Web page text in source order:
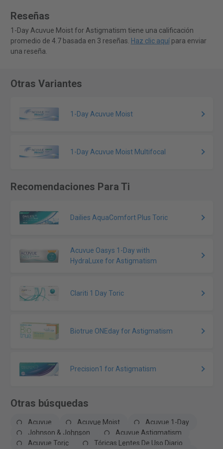
Reseñas
1-Day Acuvue Moist for Astigmatism tiene una calificación
promedio de 4.7 basada en 3 reseñas. Haz clic aquípara enviar
una reseña.
Otras Variantes
1-Day Acuvue Moist
1-Day Acuvue Moist Multifocal
Recomendaciones Para Ti
Dailies AquaComfort Plus Toric
Acuvue Oasys 1-Day with
HydraLuxe for Astigmatism
Clariti 1 Day Toric
Biotrue ONEday for Astigmatism
Precision1 for Astigmatism
Otras búsquedas
Acuvue Acuvue Moist
Acuvue 1-Day
Johnson & Johnson
Acuvue Astigmatism
Acuvue Toric
Tóricas Lentes De Uso Diario